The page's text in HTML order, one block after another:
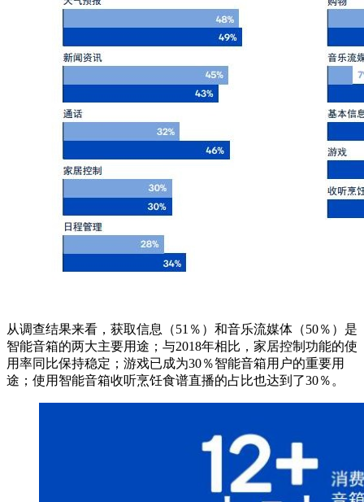
从调查结果来看，获取信息（51％）和音乐流媒体（50％）是
智能音箱的两大主要用途；与2018年相比，家居控制功能的使
用率同比保持稳定；游戏已成为30％智能音箱用户的重要用
途；使用智能音箱收听烹饪食谱直播的占比也达到了30％。